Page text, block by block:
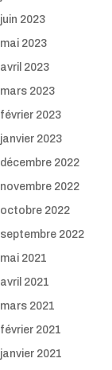
juin 2023
mai 2023
avril 2023
mars 2023
février 2023
janvier 2023
décembre 2022
novembre 2022
octobre 2022
septembre 2022
mai 2021
avril 2021
mars 2021
février 2021
janvier 2021